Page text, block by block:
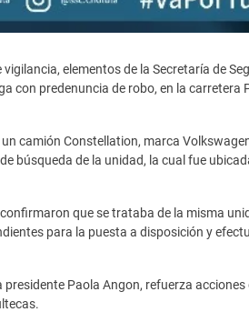
elementos de la Secretaría de
con predenuncia de robo, en la carretera
camión Constellation, marca
búsqueda de la unidad, la cual fue
que se trataba de la misma
para la puesta a disposición y
Paola Angon, refuerza